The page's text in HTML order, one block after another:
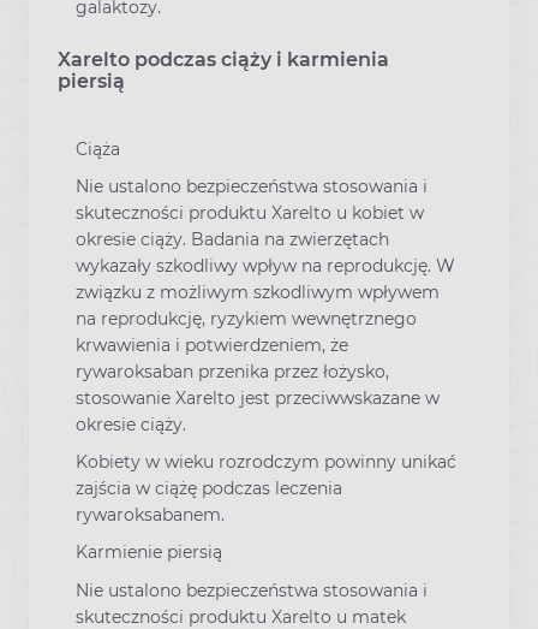
galaktozy.
Xarelto podczas ciąży i karmienia
piersią
Ciąża
Nie ustalono bezpieczeństwa stosowania i
skuteczności produktu Xarelto u kobiet w
okresie ciąży. Badania na zwierzętach
wykazały szkodliwy wpływ na reprodukcję. W
związku z możliwym szkodliwym wpływem
na reprodukcję, ryzykiem wewnętrznego
krwawienia i potwierdzeniem, że
rywaroksaban przenika przez łożysko,
stosowanie Xarelto jest przeciwwskazane w
okresie ciąży.
Kobiety w wieku rozrodczym powinny unikać
zajścia w ciążę podczas leczenia
rywaroksabanem.
Karmienie piersią
Nie ustalono bezpieczeństwa stosowania i
skuteczności produktu Xarelto u matek